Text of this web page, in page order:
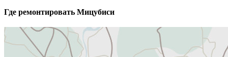
Где ремонтировать Мицубиси